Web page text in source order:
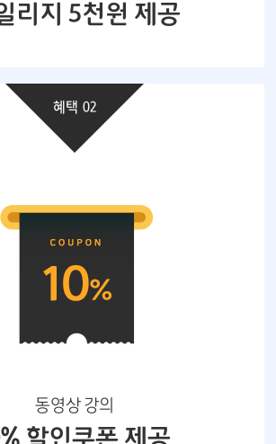
리지 5천원 제공
혜택 02
동영상 강의
할인쿠폰 제공